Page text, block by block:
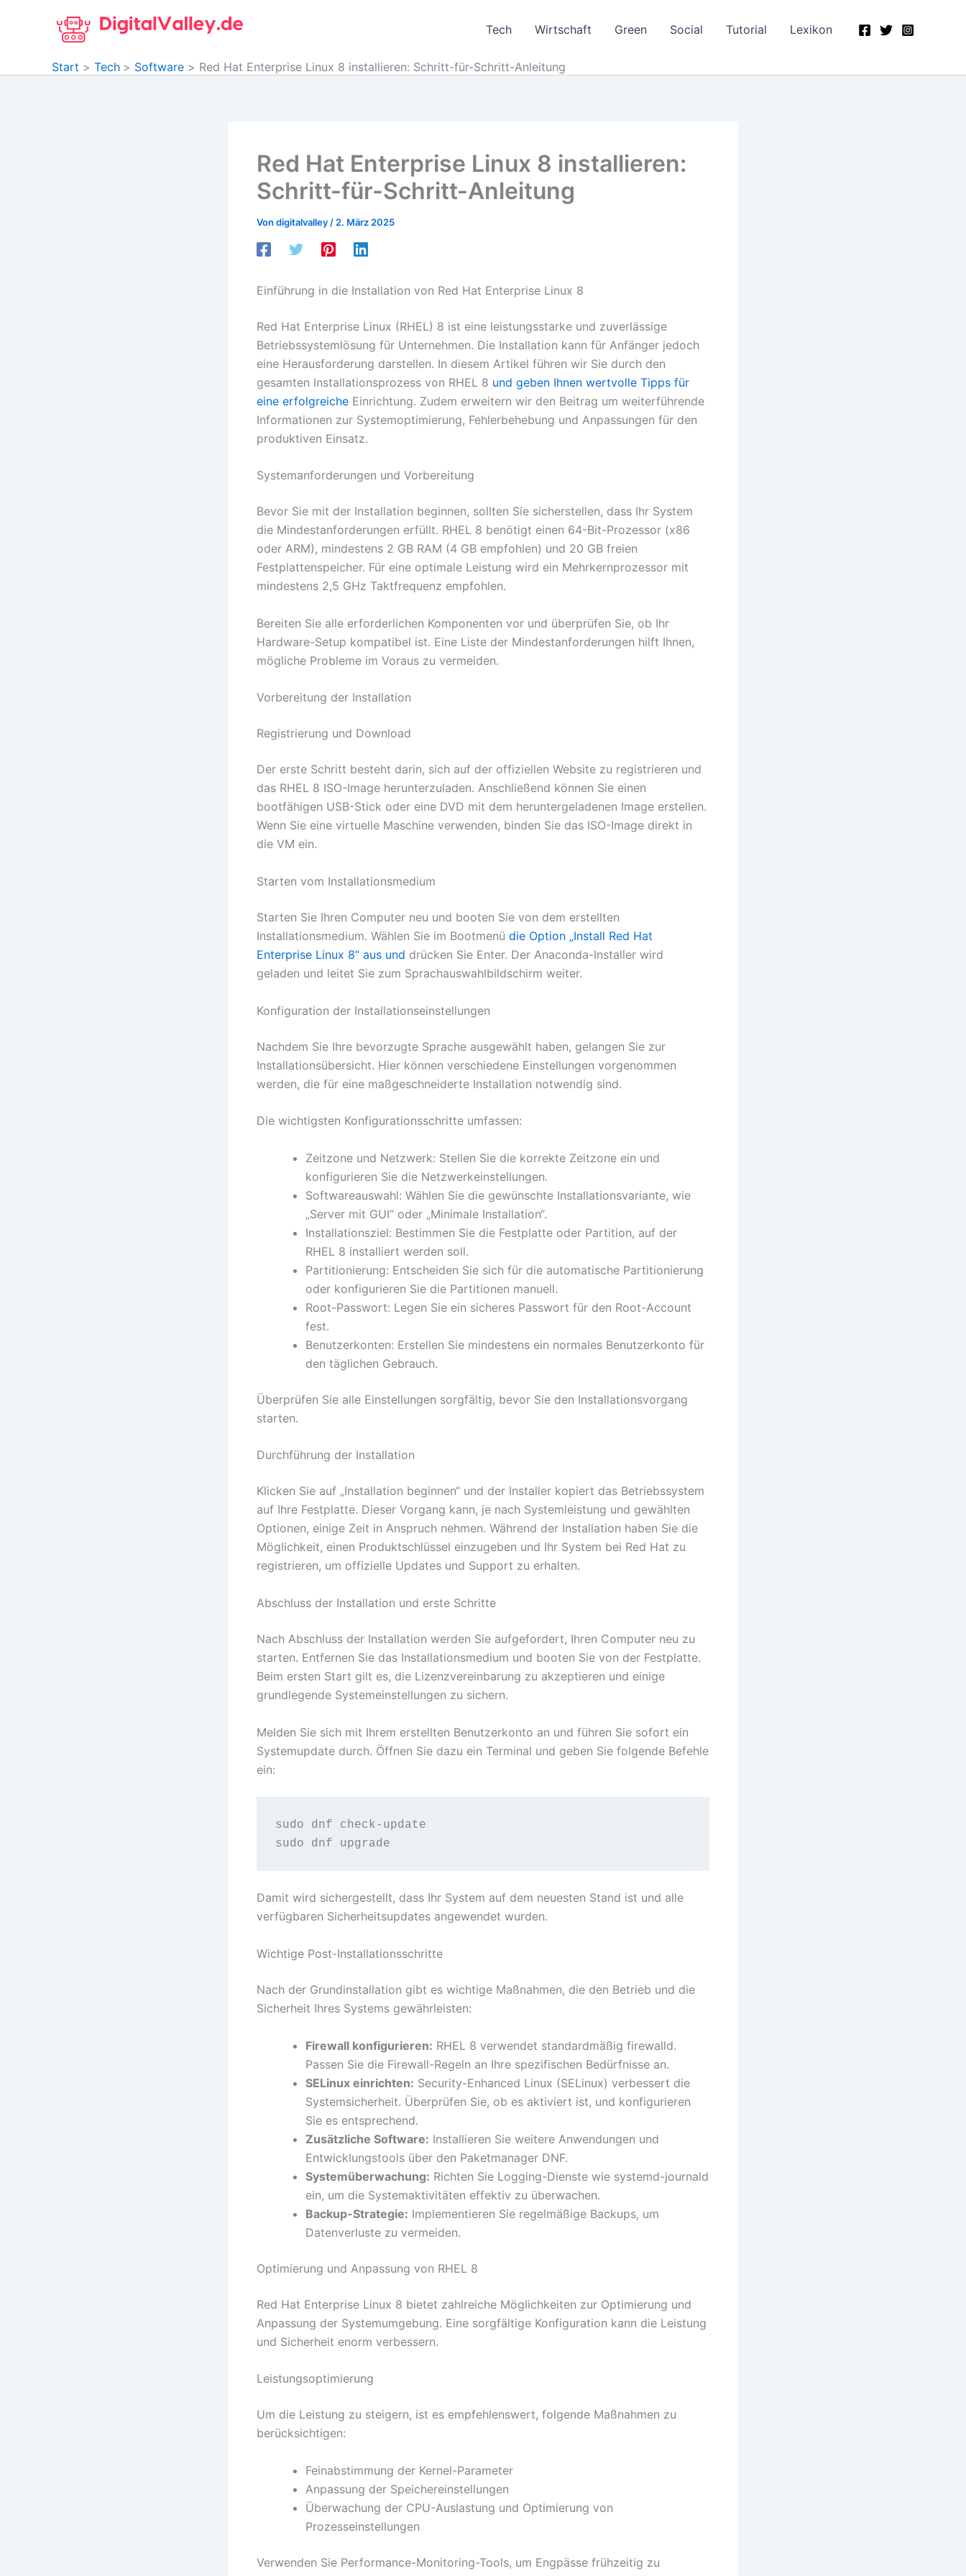
Tech Wirtschaft Green Social Tutorial Lexikon
Start Tech Software Red Hat Enterprise Linux 8 installieren: Schritt-für-Schritt-Anleitung
Red Hat Enterprise Linux 8 installieren:
Schritt-für-Schritt-Anleitung
Von digitalvalley / 2. März 2025
Einführung in die Installation von Red Hat Enterprise Linux 8
Red Hat Enterprise Linux (RHEL) 8 ist eine leistungsstarke und zuverlässige
Betriebssystemlösung für Unternehmen. Die Installation kann für Anfänger jedoch
eine Herausforderung darstellen. In diesem Artikel führen wir Sie durch den
gesamten Installationsprozess von RHEL 8 und geben Ihnen wertvolle Tipps für
eine erfolgreiche Einrichtung. Zudem erweitern wir den Beitrag um weiterführende
Informationen zur Systemoptimierung, Fehlerbehebung und Anpassungen für den
produktiven Einsatz.
Systemanforderungen und Vorbereitung
Bevor Sie mit der Installation beginnen, sollten Sie sicherstellen, dass Ihr System
die Mindestanforderungen erfüllt. RHEL 8 benötigt einen 64-Bit-Prozessor (x86
oder ARM), mindestens 2 GB RAM (4 GB empfohlen) und 20 GB freien
Festplattenspeicher. Für eine optimale Leistung wird ein Mehrkernprozessor mit
mindestens 2,5 GHz Taktfrequenz empfohlen.
Bereiten Sie alle erforderlichen Komponenten vor und überprüfen Sie, ob Ihr
Hardware-Setup kompatibel ist. Eine Liste der Mindestanforderungen hilft Ihnen,
mögliche Probleme im Voraus zu vermeiden.
Vorbereitung der Installation
Registrierung und Download
Der erste Schritt besteht darin, sich auf der offiziellen Website zu registrieren und
das RHEL 8 ISO-Image herunterzuladen. Anschließend können Sie einen
bootfähigen USB-Stick oder eine DVD mit dem heruntergeladenen Image erstellen.
Wenn Sie eine virtuelle Maschine verwenden, binden Sie das ISO-Image direkt in
die VM ein.
Starten vom Installationsmedium
Starten Sie Ihren Computer neu und booten Sie von dem erstellten
Installationsmedium. Wählen Sie im Bootmenü die Option „Install Red Hat
Enterprise Linux 8“ aus und drücken Sie Enter. Der Anaconda-Installer wird
geladen und leitet Sie zum Sprachauswahlbildschirm weiter.
Konfiguration der Installationseinstellungen
Nachdem Sie Ihre bevorzugte Sprache ausgewählt haben, gelangen Sie zur
Installationsübersicht. Hier können verschiedene Einstellungen vorgenommen
werden, die für eine maßgeschneiderte Installation notwendig sind.
Die wichtigsten Konfigurationsschritte umfassen:
Zeitzone und Netzwerk: Stellen Sie die korrekte Zeitzone ein und
konfigurieren Sie die Netzwerkeinstellungen.
Softwareauswahl: Wählen Sie die gewünschte Installationsvariante, wie
„Server mit GUI“ oder „Minimale Installation“.
Installationsziel: Bestimmen Sie die Festplatte oder Partition, auf der
RHEL 8 installiert werden soll.
Partitionierung: Entscheiden Sie sich für die automatische Partitionierung
oder konfigurieren Sie die Partitionen manuell.
Root-Passwort: Legen Sie ein sicheres Passwort für den Root-Account
fest.
Benutzerkonten: Erstellen Sie mindestens ein normales Benutzerkonto für
den täglichen Gebrauch.
Überprüfen Sie alle Einstellungen sorgfältig, bevor Sie den Installationsvorgang
starten.
Durchführung der Installation
Klicken Sie auf „Installation beginnen“ und der Installer kopiert das Betriebssystem
auf Ihre Festplatte. Dieser Vorgang kann, je nach Systemleistung und gewählten
Optionen, einige Zeit in Anspruch nehmen. Während der Installation haben Sie die
Möglichkeit, einen Produktschlüssel einzugeben und Ihr System bei Red Hat zu
registrieren, um offizielle Updates und Support zu erhalten.
Abschluss der Installation und erste Schritte
Nach Abschluss der Installation werden Sie aufgefordert, Ihren Computer neu zu
starten. Entfernen Sie das Installationsmedium und booten Sie von der Festplatte.
Beim ersten Start gilt es, die Lizenzvereinbarung zu akzeptieren und einige
grundlegende Systemeinstellungen zu sichern.
Melden Sie sich mit Ihrem erstellten Benutzerkonto an und führen Sie sofort ein
Systemupdate durch. Öffnen Sie dazu ein Terminal und geben Sie folgende Befehle
ein:
sudo dnf check-update
Damit wird sichergestellt, dass Ihr System auf dem neuesten Stand ist und alle
verfügbaren Sicherheitsupdates angewendet wurden.
Wichtige Post-Installationsschritte
Nach der Grundinstallation gibt es wichtige Maßnahmen, die den Betrieb und die
Sicherheit Ihres Systems gewährleisten:
Firewall konfigurieren: RHEL 8 verwendet standardmäßig firewalld.
Passen Sie die Firewall-Regeln an Ihre spezifischen Bedürfnisse an.
SELinux einrichten: Security-Enhanced Linux (SELinux) verbessert die
Systemsicherheit. Überprüfen Sie, ob es aktiviert ist, und konfigurieren
Sie es entsprechend.
Zusätzliche Software: Installieren Sie weitere Anwendungen und
Entwicklungstools über den Paketmanager DNF.
Systemüberwachung: Richten Sie Logging-Dienste wie systemd-journald
ein, um die Systemaktivitäten effektiv zu überwachen.
Backup-Strategie: Implementieren Sie regelmäßige Backups, um
Datenverluste zu vermeiden.
Optimierung und Anpassung von RHEL 8
Red Hat Enterprise Linux 8 bietet zahlreiche Möglichkeiten zur Optimierung und
Anpassung der Systemumgebung. Eine sorgfältige Konfiguration kann die Leistung
und Sicherheit enorm verbessern.
Leistungsoptimierung
Um die Leistung zu steigern, ist es empfehlenswert, folgende Maßnahmen zu
berücksichtigen:
Feinabstimmung der Kernel-Parameter
Anpassung der Speichereinstellungen
Überwachung der CPU-Auslastung und Optimierung von
Prozesseinstellungen
Verwenden Sie Performance-Monitoring-Tools, um Engpässe frühzeitig zu